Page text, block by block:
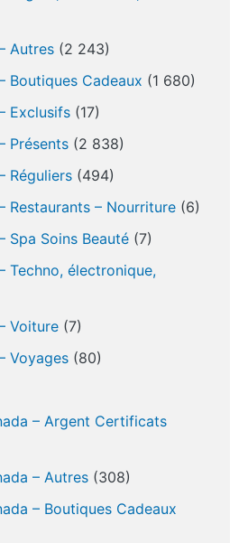
Autres (2 243)
Boutiques Cadeaux (1 680)
Exclusifs (17)
Présents (2 838)
Réguliers (494)
Restaurants – Nourriture (6)
Spa Soins Beauté (7)
Techno, électronique,
Voiture (7)
Voyages (80)
– Argent Certificats
– Autres (308)
– Boutiques Cadeaux